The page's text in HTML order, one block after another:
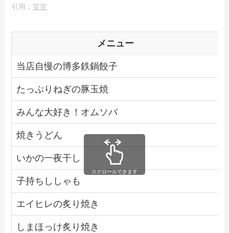
引用： 笑笑
メニュー
当店自慢の博多鉄鍋餃子
たっぷりねぎの豚玉焼
みんな大好き！オムソバ
焼きうどん
いかの一夜干し
子持ちししゃも
エイヒレの炙り焼き
しまほっけ炙り焼き
スクロールできます